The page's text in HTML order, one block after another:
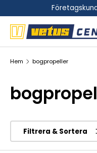
Hoppa till
Sök
Hem bogpropeller
Filtrera & Sortera